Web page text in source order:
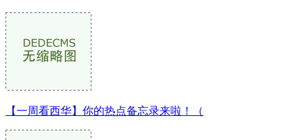
【一周看西华】你的热点备忘录来啦！（